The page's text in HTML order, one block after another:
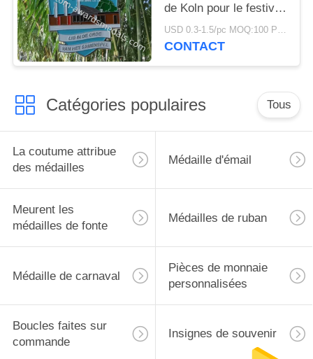
de Koln pour le festival
saisonnier de
l'Allemagne Carneval
USD 0.3-1.5/pc MOQ:100 PCs par conception
CONTACT
Catégories populaires Tous
La coutume attribue
des médailles
Médaille d'émail
Meurent les
médailles de fonte
Médailles de ruban
Médaille de carnaval
Pièces de monnaie
personnalisées
Boucles faites sur
commande
Insignes de souvenir